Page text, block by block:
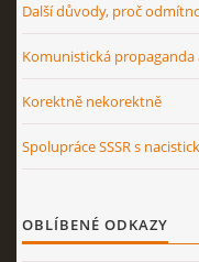
Další důvody, proč
Komunistická
Korektně nekorektně
Spolupráce SSSR s
OBLÍBENÉ ODKAZY